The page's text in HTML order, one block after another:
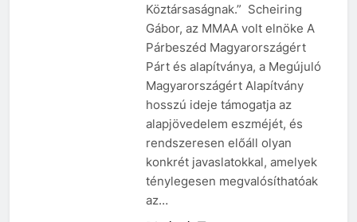
Köztársaságnak.” Scheiring
Gábor, az MMAA volt elnöke A
Párbeszéd Magyarországért
Párt és alapítványa, a Megújuló
Magyarországért Alapítvány
hosszú ideje támogatja az
alapjövedelem eszméjét, és
rendszeresen előáll olyan
konkrét javaslatokkal, amelyek
ténylegesen megvalósíthatóak
az…